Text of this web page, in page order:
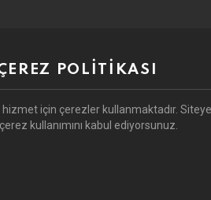
POLITIKASI
için çerezler kullanmaktadır. Siteye
kullanımını kabul ediyorsunuz.